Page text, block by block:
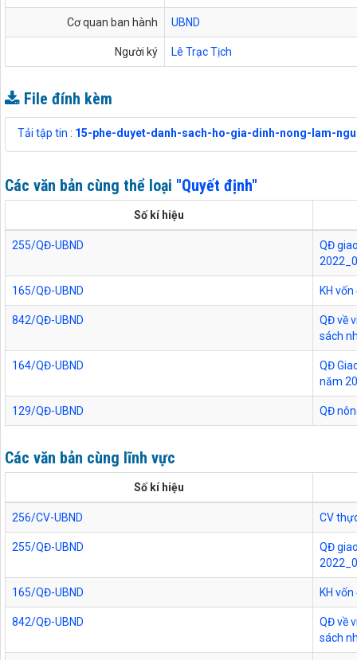
Cơ quan ban hành UBND
Người ký Lê Trạc Tịch
File đính kèm
Tải tập tin : 15-phe-duyet-danh-sach-ho-gia-dinh-nong-lam-
Các văn bản cùng thể loại "Quyết định"
Số kí hiệu
255/QĐ-UBND
QĐ
165/QĐ-UBND KH
842/QĐ-UBND
QĐ về
sách
164/QĐ-UBND
QĐ
năm
129/QĐ-UBND QĐ
Các văn bản cùng lĩnh vực
Số kí hiệu
256/CV-UBND CV
255/QĐ-UBND
QĐ
165/QĐ-UBND KH
842/QĐ-UBND
QĐ về
sách